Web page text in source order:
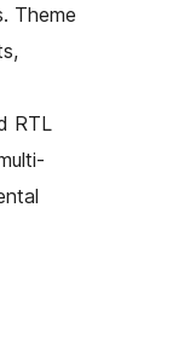
Theme
RTL